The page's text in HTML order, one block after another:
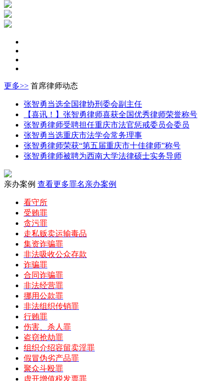
更多>> 首席律师动态
张智勇当选全国律协刑委会副主任
【喜讯！】张智勇律师喜获全国优秀律师荣誉称号
张智勇律师受聘担任重庆市法官惩戒委员会委员
张智勇当选重庆市法学会常务理事
张智勇律师荣获“第五届重庆市十佳律师”称号
张智勇律师被聘为西南大学法律硕士实务导师
亲办案例 查看更多罪名亲办案例
看守所
受贿罪
贪污罪
走私贩卖运输毒品
集资诈骗罪
非法吸收公众存款
诈骗罪
合同诈骗罪
非法经营罪
挪用公款罪
非法组织传销罪
行贿罪
伤害、杀人罪
盗窃抢劫罪
组织介绍容留卖淫罪
假冒伪劣产品罪
聚众斗殴罪
虚开增值税发票罪